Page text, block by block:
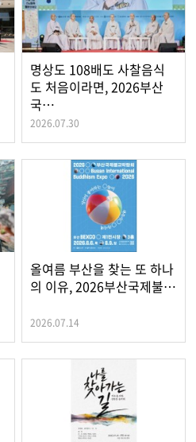
명상도 108배도 사찰음식
도 처음이라면, 2026부산
국…
2026.07.30
올여름 부산을 찾는 또 하나
의 이유, 2026부산국제불…
2026.07.14